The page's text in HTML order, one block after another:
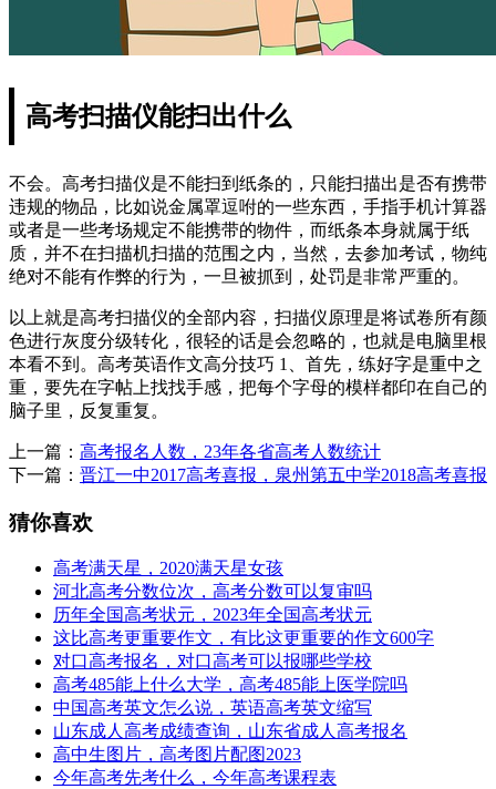
高考扫描仪能扫出什么
不会。高考扫描仪是不能扫到纸条的，只能扫描出是否有携带
违规的物品，比如说金属罩逗咐的一些东西，手指手机计算器
或者是一些考场规定不能携带的物件，而纸条本身就属于纸
质，并不在扫描机扫描的范围之内，当然，去参加考试，物纯
绝对不能有作弊的行为，一旦被抓到，处罚是非常严重的。
以上就是高考扫描仪的全部内容，扫描仪原理是将试卷所有颜
色进行灰度分级转化，很轻的话是会忽略的，也就是电脑里根
本看不到。高考英语作文高分技巧 1、首先，练好字是重中之
重，要先在字帖上找找手感，把每个字母的模样都印在自己的
脑子里，反复重复。
上一篇： 高考报名人数，23年各省高考人数统计
下一篇： 晋江一中2017高考喜报，泉州第五中学2018高考喜报
猜你喜欢
高考满天星，2020满天星女孩
河北高考分数位次，高考分数可以复审吗
历年全国高考状元，2023年全国高考状元
这比高考更重要作文，有比这更重要的作文600字
对口高考报名，对口高考可以报哪些学校
高考485能上什么大学，高考485能上医学院吗
中国高考英文怎么说，英语高考英文缩写
山东成人高考成绩查询，山东省成人高考报名
高中生图片，高考图片配图2023
今年高考先考什么，今年高考课程表